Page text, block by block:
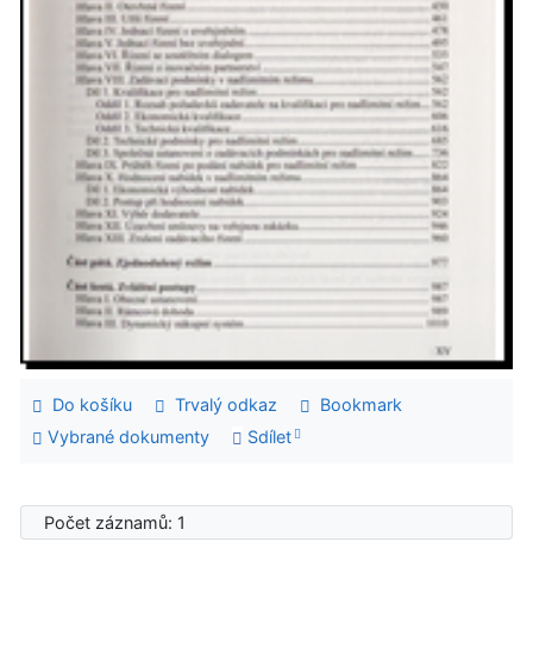
Do košíku Trvalý odkaz
Bookmark
Vybrané dokumenty
Sdílet
Počet záznamů: 1